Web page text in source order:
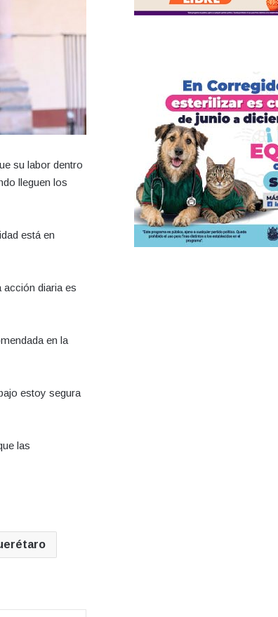
su labor dentro
lleguen los
está en
diaria es
en la
estoy segura
las